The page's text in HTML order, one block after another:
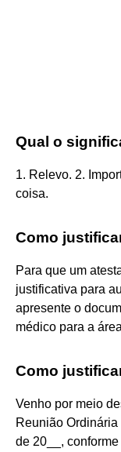
Qual o
1. Relevo. 2.
coisa.
Como
Para que um
justificativa para
apresente o
médico para a
Como
Venho por meio
Reunião Ordinária
de 20__,